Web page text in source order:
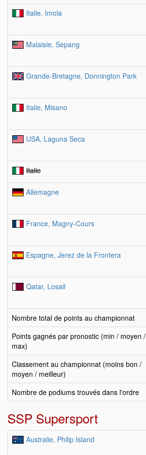
Italie, Imola
Malaisie, Sepang
Grande-Bretagne, Donnington Park
Italie, Misano
USA, Laguna Seca
Italie
Allemagne
France, Magny-Cours
Espagne, Jerez de la Frontera
Qatar, Losail
Nombre total de points au championnat
Points gagnés par pronostic (min / moyen /
max)
Classement au championnat (moins bon /
moyen / meilleur)
Nombre de podiums trouvés dans l'ordre
SSP Supersport
Australie, Philip Island